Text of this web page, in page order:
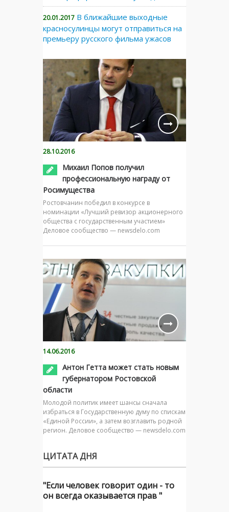
20.01.2017 В ближайшие выходные
красносулинцы могут отправиться на
премьеру русского фильма ужасов
28.10.2016
Михаил Попов получил
профессиональную награду от
Росимущества
Ростовчанин победил в конкурсе в
номинации «Лучший ревизор акционерного
общества с государственным участием»
Деловое сообщество — newsdelo.com
14.06.2016
Антон Гетта может стать новым
губернатором Ростовской
области
Молодой политик имеет шансы сначала
избраться в Государственную думу по спискам
«Единой России», а затем возглавить родной
регион. Деловое сообщество — newsdelo.com
ЦИТАТА ДНЯ
"Если человек говорит один - то
он всегда оказывается прав "